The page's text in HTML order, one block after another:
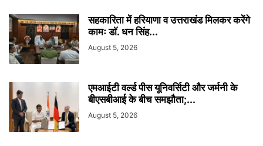
सहकारिता में हरियाणा व उत्तराखंड मिलकर करेंगे
कामः डाॅ. धन सिंह...
August 5, 2026
एमआईटी वर्ल्ड पीस यूनिवर्सिटी और जर्मनी के
बीएसबीआई के बीच समझौता;...
August 5, 2026